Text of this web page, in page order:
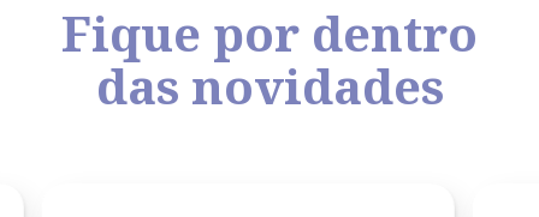
Fique por dentro
das novidades